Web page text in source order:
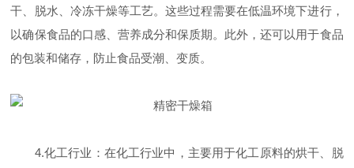
干、脱水、冷冻干燥等工艺。这些过程需要在低温环境下进行，
以确保食品的口感、营养成分和保质期。此外，还可以用于食品
的包装和储存，防止食品受潮、变质。
4.化工行业：在化工行业中，主要用于化工原料的烘干、脱